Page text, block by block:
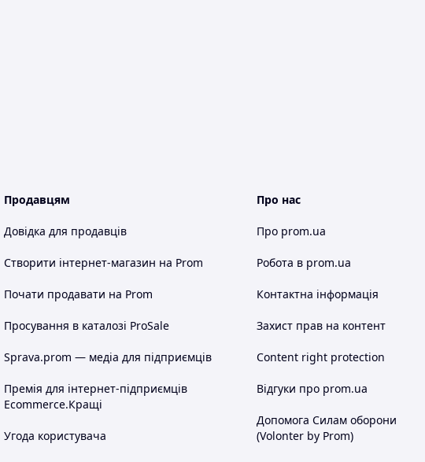
Продавцям
Довідка для продавців
Створити інтернет-магазин на Prom
Почати продавати на Prom
Просування в каталозі ProSale
Sprava.prom — медіа для підприємців
Премія для інтернет-підприємців
Ecommerce.Кращі
Угода користувача
Про нас
Про prom.ua
Робота в prom.ua
Контактна інформація
Захист прав на контент
Content right protection
Відгуки про prom.ua
Допомога Силам оборони
(Volonter by Prom)